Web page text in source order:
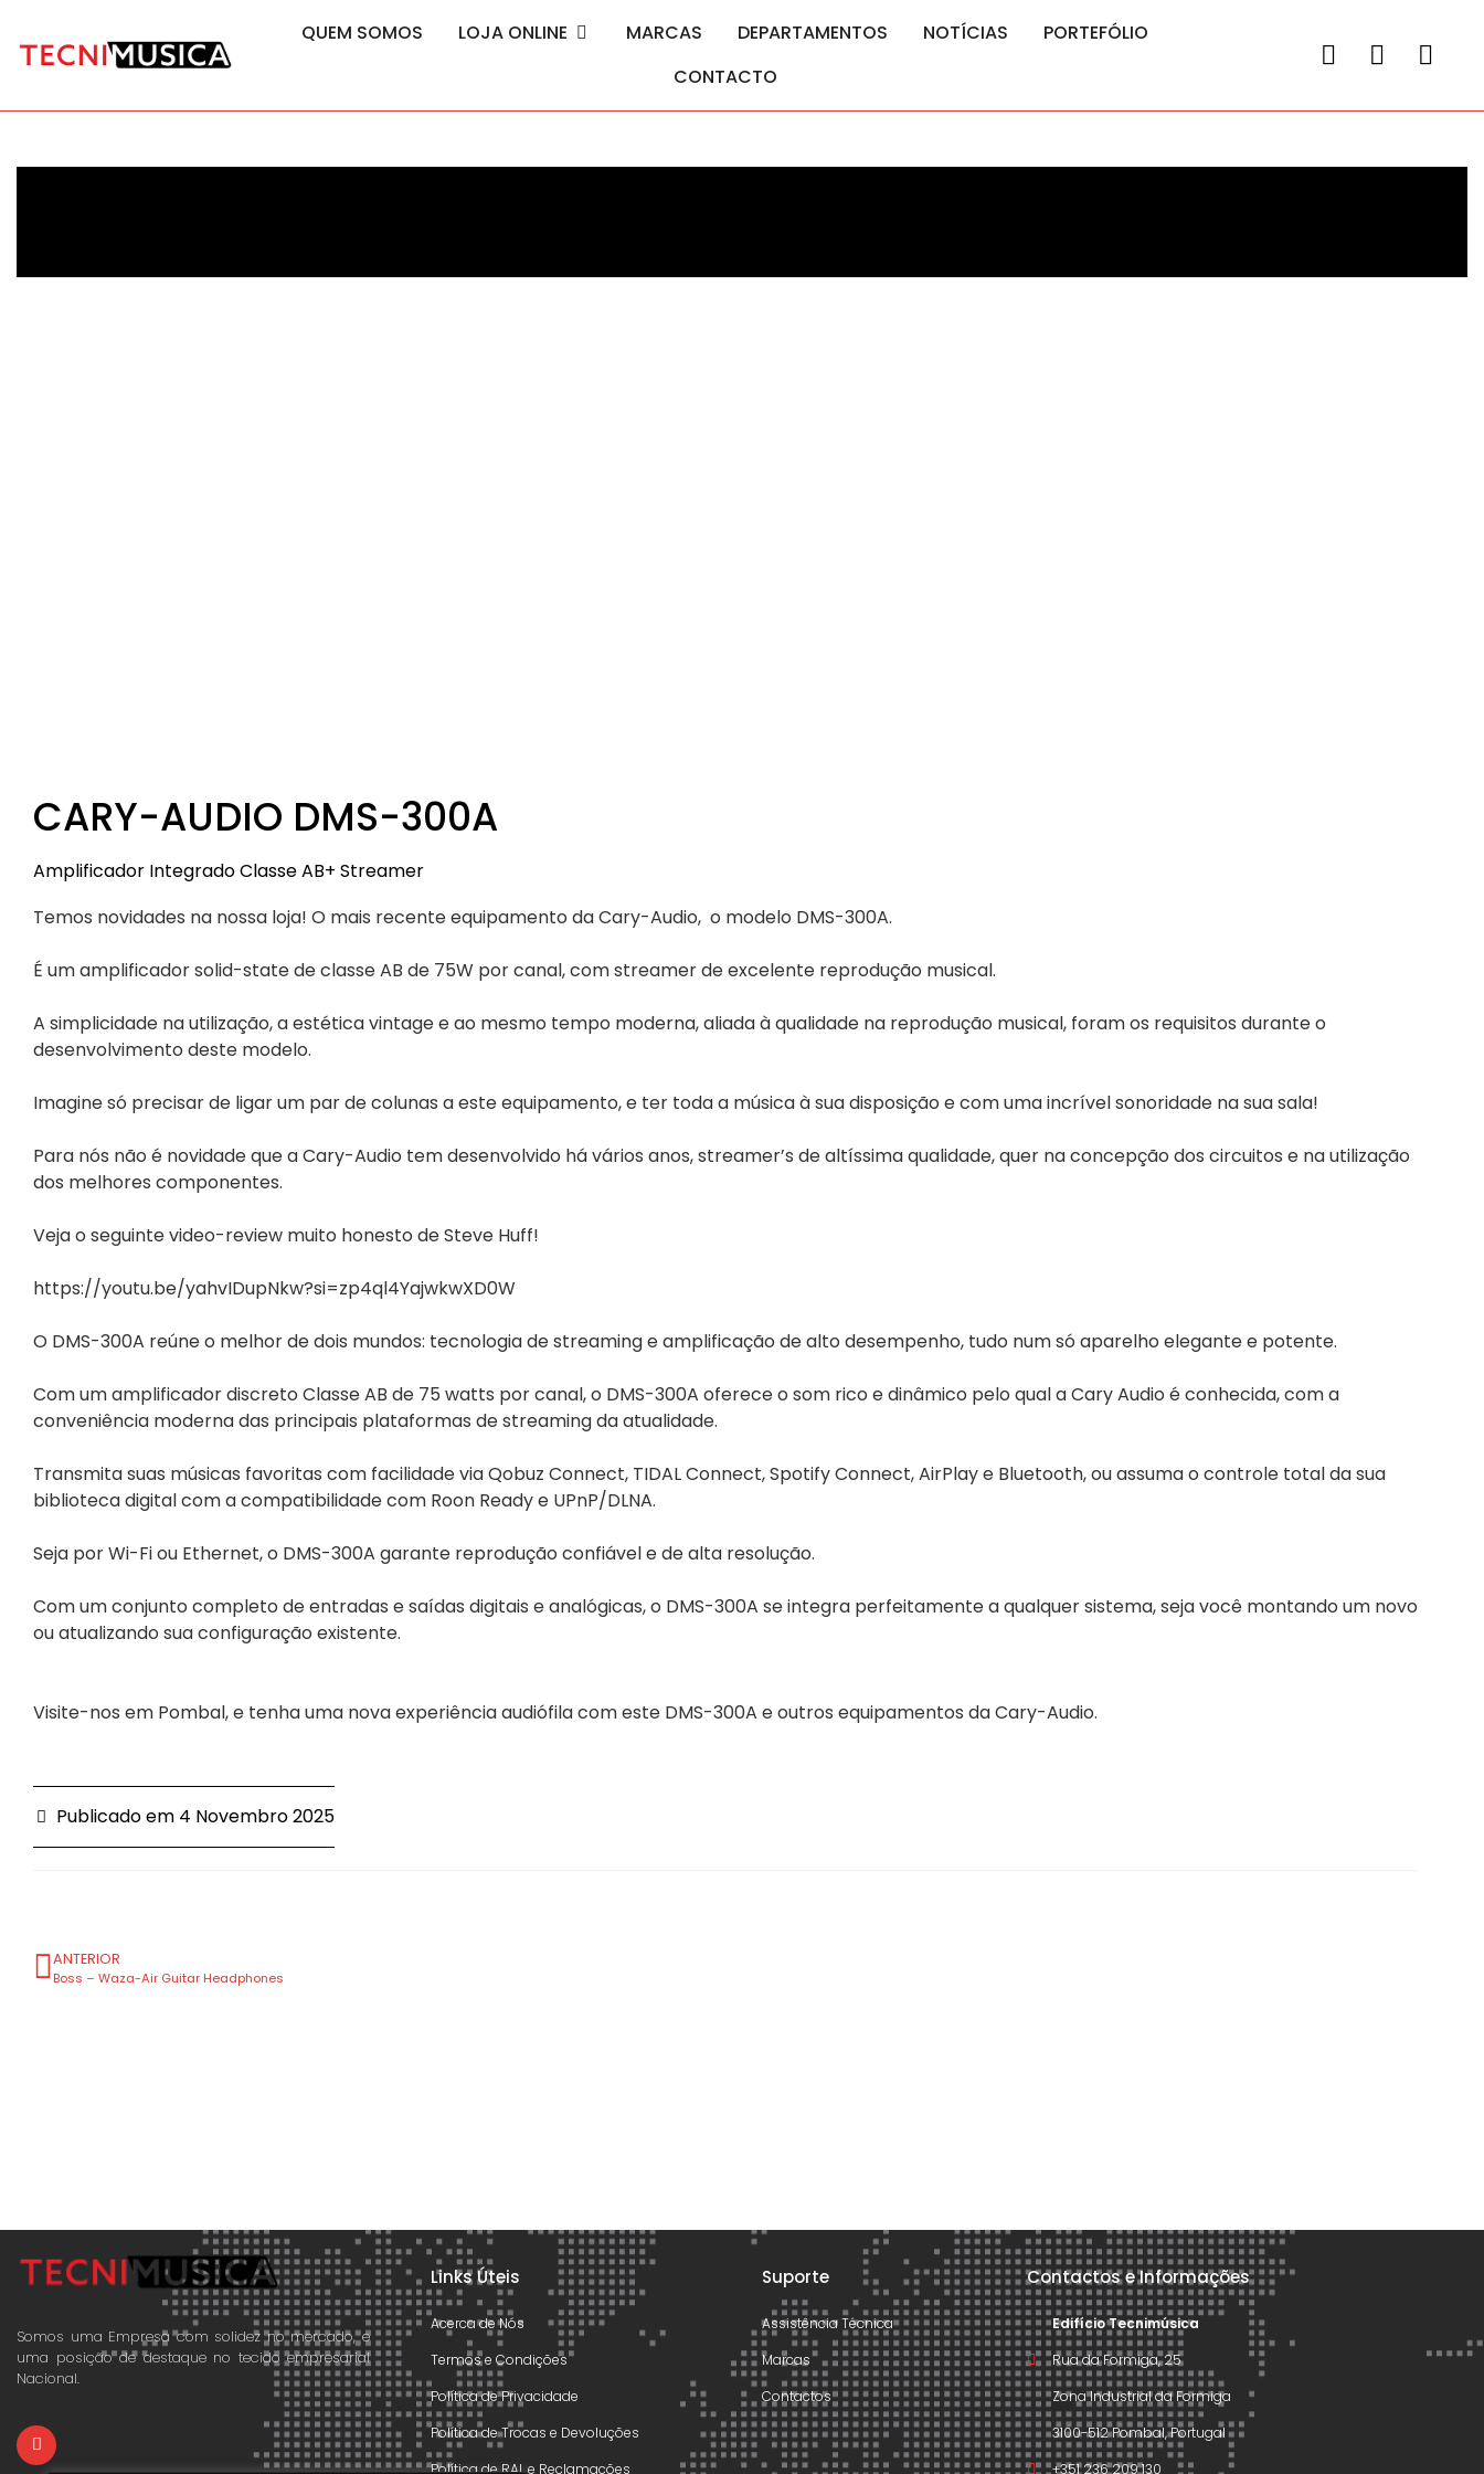
QUEM SOMOS LOJA ONLINE MARCAS DEPARTAMENTOS NOTÍCIAS
PORTEFÓLIO
CONTACTO
CARY-AUDIO DMS-300A
Amplificador Integrado Classe AB+ Streamer
Temos novidades na nossa loja! O mais recente equipamento da Cary-Audio, o modelo DMS-300A.
É um amplificador solid-state de classe AB de 75W por canal, com streamer de excelente reprodução musical.
A simplicidade na utilização, a estética vintage e ao mesmo tempo moderna, aliada à qualidade na reprodução musical, foram os requisitos durante o
desenvolvimento deste modelo.
Imagine só precisar de ligar um par de colunas a este equipamento, e ter toda a música à sua disposição e com uma incrível sonoridade na sua sala!
Para nós não é novidade que a Cary-Audio tem desenvolvido há vários anos, streamer’s de altíssima qualidade, quer na concepção dos circuitos e na utilização
dos melhores componentes.
Veja o seguinte video-review muito honesto de Steve Huff!
https://youtu.be/yahvIDupNkw?si=zp4ql4YajwkwXD0W
O DMS-300A reúne o melhor de dois mundos: tecnologia de streaming e amplificação de alto desempenho, tudo num só aparelho elegante e potente.
Com um amplificador discreto Classe AB de 75 watts por canal, o DMS-300A oferece o som rico e dinâmico pelo qual a Cary Audio é conhecida, com a
conveniência moderna das principais plataformas de streaming da atualidade.
Transmita suas músicas favoritas com facilidade via Qobuz Connect, TIDAL Connect, Spotify Connect, AirPlay e Bluetooth, ou assuma o controle total da sua
biblioteca digital com a compatibilidade com Roon Ready e UPnP/DLNA.
Seja por Wi-Fi ou Ethernet, o DMS-300A garante reprodução confiável e de alta resolução.
Com um conjunto completo de entradas e saídas digitais e analógicas, o DMS-300A se integra perfeitamente a qualquer sistema, seja você montando um novo
ou atualizando sua configuração existente.
Visite-nos em Pombal, e tenha uma nova experiência audiófila com este DMS-300A e outros equipamentos da Cary-Audio.
Publicado em 4 Novembro 2025
ANTERIOR
Boss – Waza-Air Guitar Headphones
Somos uma Empresa com solidez no mercado, e
uma posição de destaque no tecido empresarial
Nacional.
Links Úteis
Acerca de Nós
Termos e Condições
Política de Privacidade
Política de Trocas e Devoluções
Política de RAL e Reclamações
Suporte
Assistência Técnica
Marcas
Contactos
Contactos e Informações
Edifício Tecnimúsica
Rua da Formiga, 25
Zona Industrial da Formiga
3100-512 Pombal, Portugal
+351 236 209 130